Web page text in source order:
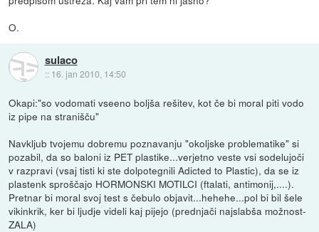
O.
sulaco
:: 16. jan 2010, 14:50
Okapi:"so vodomati vseeno boljša rešitev, kot če bi moral piti vodo
iz pipe na stranišču"
Navkljub tvojemu dobremu poznavanju "okoljske problematike" si
pozabil, da so baloni iz PET plastike...verjetno veste vsi sodelujoči
v razpravi (vsaj tisti ki ste dolpotegnili Adicted to Plastic), da se iz
plastenk sproščajo HORMONSKI MOTILCI (ftalati, antimonij,....).
Pretnar bi moral svoj test s čebulo objavit...hehehe...pol bi bil šele
vikinkrik, ker bi ljudje videli kaj pijejo (prednjači najslabša možnost-
ZALA)